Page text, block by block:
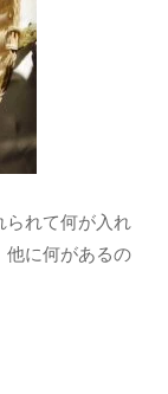
られて何が入れ
他に何があるの